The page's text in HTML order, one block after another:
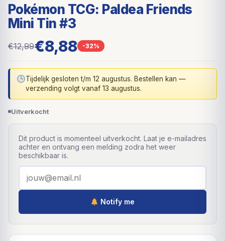
Pokémon TCG: Paldea Friends
Mini Tin #3
€12,99€8,88 -32%
Tijdelijk gesloten t/m 12 augustus. Bestellen kan —
verzending volgt vanaf 13 augustus.
Uitverkocht
Dit product is momenteel uitverkocht. Laat je e-mailadres
achter en ontvang een melding zodra het weer
beschikbaar is.
Notify me